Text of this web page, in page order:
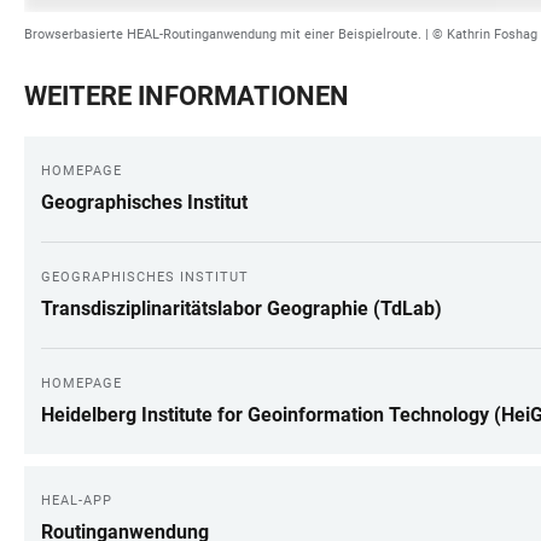
Browserbasierte HEAL-Routinganwendung mit einer Beispielroute. | © Kathrin Foshag
WEITERE INFORMATIONEN
HOMEPAGE
Geographisches Institut
GEOGRAPHISCHES INSTITUT
Transdisziplinaritätslabor Geographie (TdLab)
HOMEPAGE
Heidelberg Institute for Geoinformation Technology
HEAL-APP
Routinganwendung